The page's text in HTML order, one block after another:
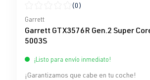
Calificación promedio de 0 de 5
(0)
Garrett
Garrett GTX3576R Gen.2 Super
5003S
¡Listo para envío inmediato!
¡Garantizamos que cabe en tu coche!